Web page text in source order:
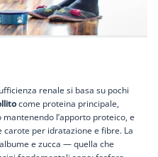
renale si basa su pochi
come proteina principale,
l’apporto proteico, e
carote per idratazione e fibre. La
e zucca — quella che